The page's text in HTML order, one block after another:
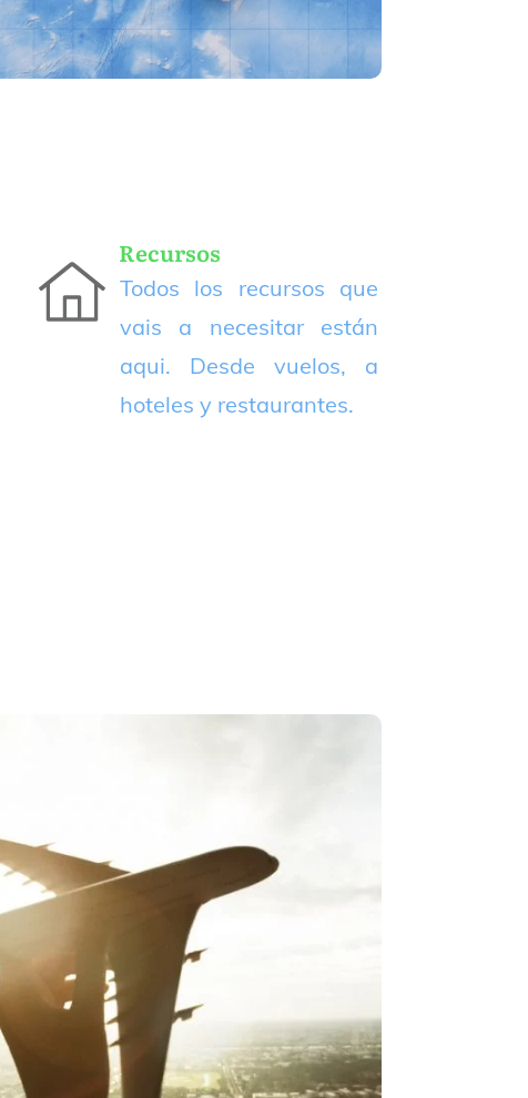
Recursos
Todos los recursos que
vais a necesitar están
aqui. Desde vuelos, a
hoteles y restaurantes.